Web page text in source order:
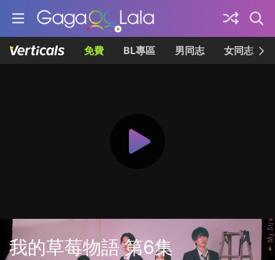
免費 BL專區 男同志 女同志
我的草莓物語 第6集